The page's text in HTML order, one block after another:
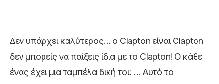
Δεν υπάρχει καλύτερος… ο Clapton είναι Clapton
δεν μπορείς να παίξεις ίδια με το Clapton! Ο κάθε
ένας έχει μια ταμπέλα δική του … Aυτό το